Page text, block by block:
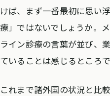
けば、まず一番最初に思い
療」ではないでしょうか。
ライン診療の言葉が並び、
ていることは感じるところで
これまで諸外国の状況と比